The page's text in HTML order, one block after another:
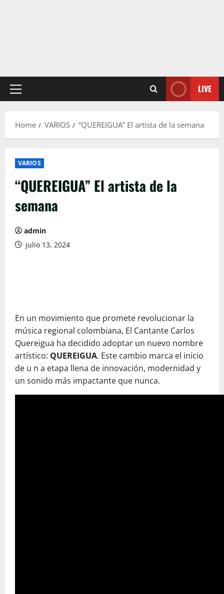
Primary
LIVE
Home VARIOS “QUEREIGUA” El artista de la semana
VARIOS
“QUEREIGUA” El artista de la
semana
admin
julio 13, 2024
En un movimiento que promete revolucionar la
música regional colombiana, El Cantante Carlos
Quereigua ha decidido adoptar un nuevo nombre
artístico: QUEREIGUA. Este cambio marca el inicio
de u n a etapa llena de innovación, modernidad y
un sonido más impactante que nunca.